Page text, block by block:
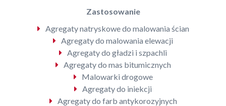
Zastosowanie
Agregaty natryskowe do malowania ścian
Agregaty do malowania elewacji
Agregaty do gładzi i szpachli
Agregaty do mas bitumicznych
Malowarki drogowe
Agregaty do iniekcji
Agregaty do farb antykorozyjnych